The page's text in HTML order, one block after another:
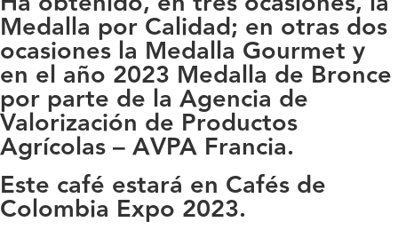
Medalla por Calidad; en otras dos
ocasiones la Medalla Gourmet y
en el año 2023 Medalla de Bronce
por parte de la Agencia de
Valorización de Productos
Agrícolas – AVPA Francia.
Este café estará en Cafés de
Colombia Expo 2023.